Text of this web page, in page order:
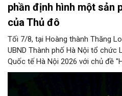
phần định hình một sản
của Thủ đô
Tối 7/8, tại Hoàng thành Thăng
UBND Thành phố Hà Nội tổ chức
Quốc tế Hà Nội 2026 với chủ đề
hoa võ Việt". Lần đầu tiên được